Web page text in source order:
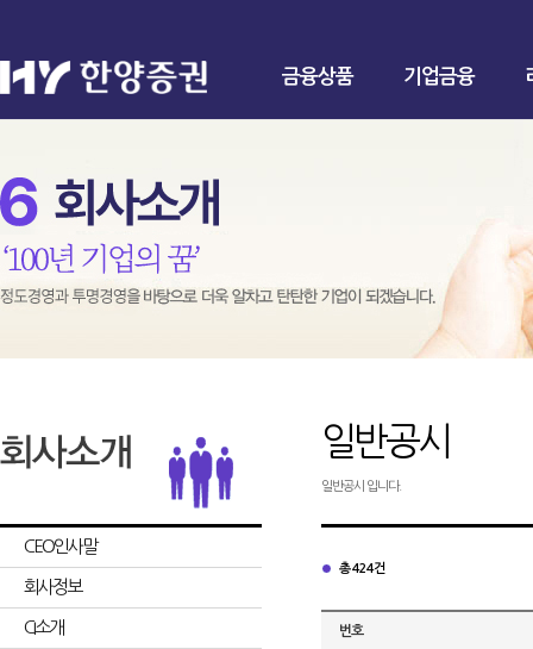
금융상품 기업금융
CEO인사말
회사정보
CI소개
일반공시
일반공시 입니다.
총 424건
번호